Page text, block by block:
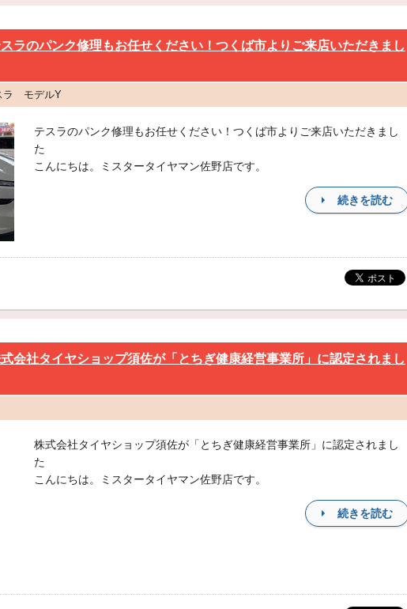
ラのパンク修理もお任せください！つくば市よりご来店いただきまし
ラ モデルY
テスラのパンク修理もお任せください！つくば市よりご来店いただきまし
た
こんにちは。ミスタータイヤマン佐野店です。
続きを読む
会社タイヤショップ須佐が「とちぎ健康経営事業所」に認定されまし
株式会社タイヤショップ須佐が「とちぎ健康経営事業所」に認定されまし
た
こんにちは。ミスタータイヤマン佐野店です。
続きを読む